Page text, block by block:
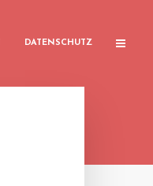
DATENSCHUTZ